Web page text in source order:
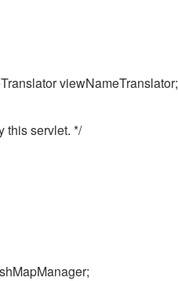
viewNameTranslator;
this servlet. */